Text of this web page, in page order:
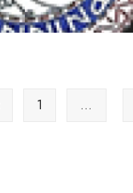
1 …